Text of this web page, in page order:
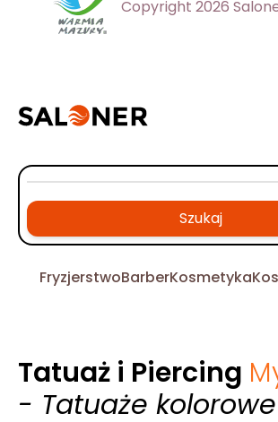
Copyright 2026
Szukaj
FryzjerstwoBarberKosmetyka
Tatuaż i Piercing
- Tatuaże kolorowe